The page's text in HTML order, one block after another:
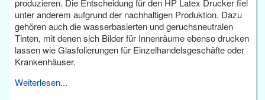
produzieren. Die Entscheidung für den HP Latex Drucker fiel
unter anderem aufgrund der nachhaltigen Produktion. Dazu
gehören auch die wasserbasierten und geruchsneutralen
Tinten, mit denen sich Bilder für Innenräume ebenso drucken
lassen wie Glasfolierungen für Einzelhandelsgeschäfte oder
Krankenhäuser.
Weiterlesen...